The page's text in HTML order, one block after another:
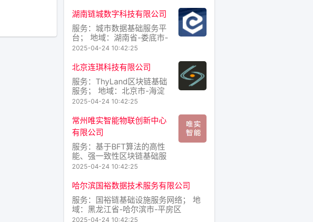
湖南链城数字科技有限公司
服务：城市数据基础服务平
台； 地域：湖南省-娄底市-
娄星区
2025-04-24 10:42:25
北京连琪科技有限公司
服务：ThyLand区块链基础
服务； 地域：北京市-海淀
区
2025-04-24 10:42:25
常州唯实智能物联创新中心
有限公司
服务：基于BFT算法的高性
能、强一致性区块链基础服
务平台； 地域：江苏省-常
2025-04-24 10:42:25
哈尔滨国裕数据技术服务有限公司
服务：国裕链基础设施服务网络； 地
域：黑龙江省-哈尔滨市-平房区
2025-04-24 10:42:25